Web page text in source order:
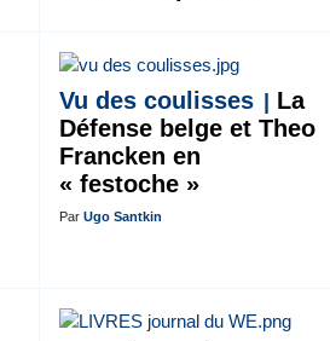
Vu des coulisses
La
Défense belge et Theo
Francken en
« festoche »
ParUgo Santkin